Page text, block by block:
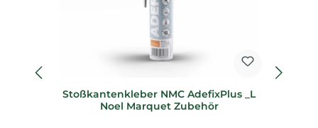
Stoßkantenkleber NMC AdefixPlus _L
Noel Marquet Zubehör